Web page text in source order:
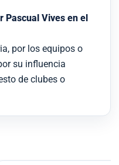
Pascual Vives en el
por los equipos o
su influencia
de clubes o